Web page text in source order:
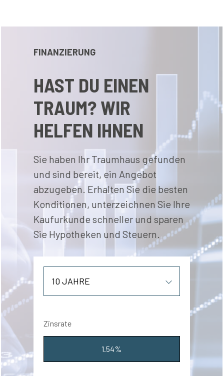
FINANZIERUNG
HAST DU EINEN
TRAUM? WIR
HELFEN IHNEN
Sie haben Ihr Traumhaus gefunden
und sind bereit, ein Angebot
abzugeben. Erhalten Sie die besten
Konditionen, unterzeichnen Sie Ihre
Kaufurkunde schneller und sparen
Sie Hypotheken und Steuern.
Zinsrate
1.54%